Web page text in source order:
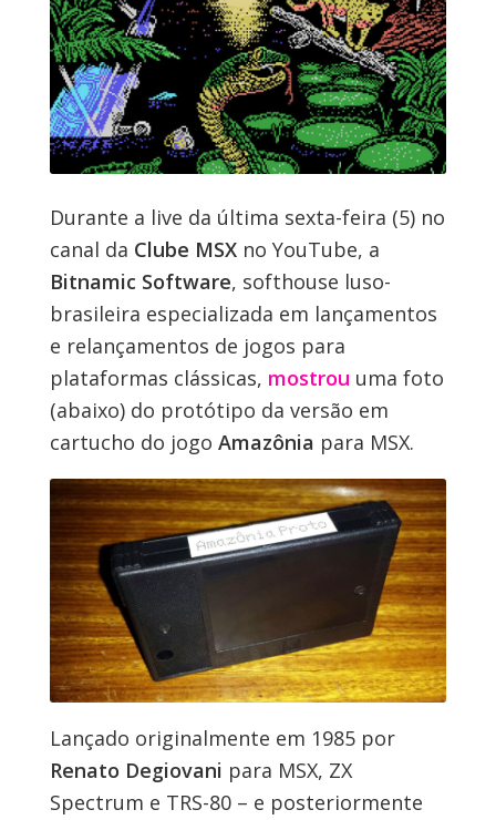
Durante a live da última sexta-feira (5) no
canal da Clube MSXno YouTube, a
Bitnamic Software, softhouse luso-
brasileira especializada em lançamentos
e relançamentos de jogos para
plataformas clássicas, mostrou uma foto
(abaixo) do protótipo da versão em
cartucho do jogo Amazônia para MSX.
Lançado originalmente em 1985 por
Renato Degiovani para MSX, ZX
Spectrum e TRS-80 – e posteriormente